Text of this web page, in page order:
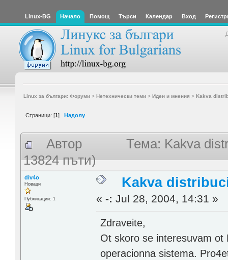
Linux-BG Начало Помощ Търси Календар Вход
Linux за българи: Форуми> Нетехнически теми> Идеи и мнения > Kakva
Страници: [1] Надолу
Автор
Тема: Kakva
13824 пъти)
div4o
Новаци
Публикации: 1
Kakva
«-: Jul 28, 2004, 14:31 »
Zdraveite,
Ot skoro se interesuvam
operacionna sistema.